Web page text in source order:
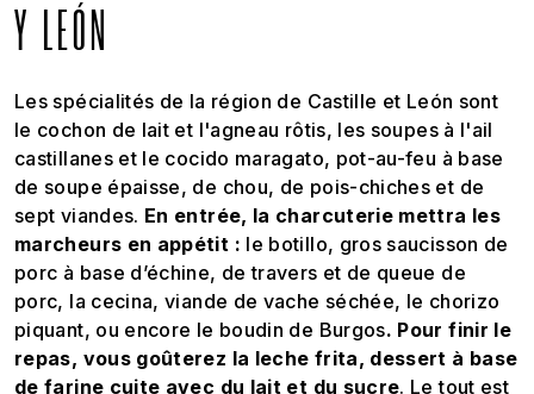
Y LEÓN
Les spécialités de la région de Castille et León sont
le cochon de lait et l'agneau rôtis, les soupes à l'ail
castillanes et le cocido maragato, pot-au-feu à base
de soupe épaisse, de chou, de pois-chiches et de
sept viandes. En entrée, la charcuterie mettra les
marcheurs en appétit : le botillo, gros saucisson de
porc à base d’échine, de travers et de queue de
porc, la cecina, viande de vache séchée, le chorizo
piquant, ou encore le boudin de Burgos. Pour finir le
repas, vous goûterez la leche frita, dessert à base
de farine cuite avec du lait et du sucre. Le tout est